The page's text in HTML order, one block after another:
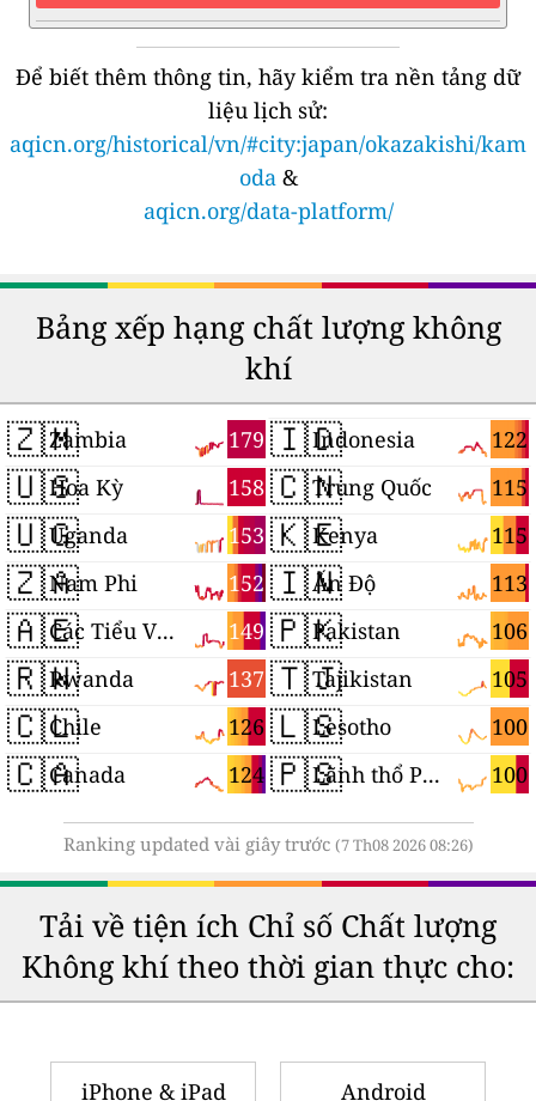
Để biết thêm thông tin, hãy kiểm tra nền tảng dữ
liệu lịch sử:
aqicn.org/historical/vn/#city:japan/okazakishi/kam
oda&
aqicn.org/data-platform/
Bảng xếp hạng chất lượng không
khí
🇿🇲 179
Zambia
🇺🇸 158
Hoa Kỳ
🇺🇬 153
Uganda
🇿🇦 152
Nam Phi
🇦🇪 149
Các Tiểu Vương quốc Ả Rập Thống nhất
🇷🇼 137
Rwanda
🇨🇱 126
Chile
🇨🇦 124
Canada
🇮🇩 122
Indonesia
🇨🇳 115
Trung Quốc
🇰🇪 115
Kenya
🇮🇳 113
Ấn Độ
🇵🇰 106
Pakistan
🇹🇯 105
Tajikistan
🇱🇸 100
Lesotho
🇵🇸 100
Lãnh thổ Palestine
Ranking updated vài giây trước (7 Th08 2026 08:26)
Tải về tiện ích Chỉ số Chất lượng
Không khí theo thời gian thực cho:
iPhone & iPad Android